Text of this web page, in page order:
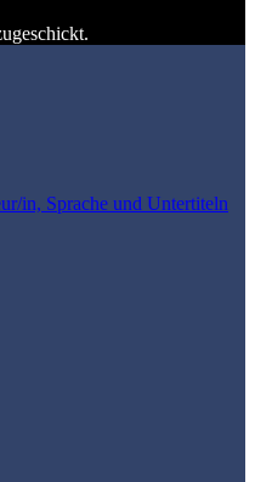
in, Sprache und Untertiteln